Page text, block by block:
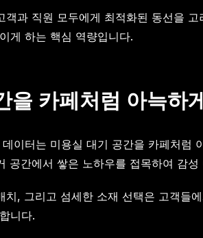
객과 직원 모두에게 최적화된 동선을
게 하는 핵심 역량입니다.
을 카페처럼 아늑하
이터는 미용실 대기 공간을 카페처럼
공간에서 쌓은 노하우를 접목하여 감
치, 그리고 섬세한 소재 선택은 고객들
니다.